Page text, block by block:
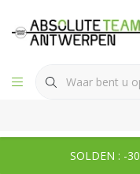
SOLDEN : -